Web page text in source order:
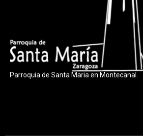
Parroquia de Santa Maria en Montecanal.